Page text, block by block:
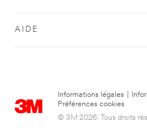
AIDE
Informations légales
Préférences cookies
© 3M 2026. Tous droits